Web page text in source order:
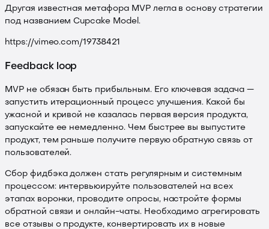
Другая известная метафора MVP легла в основу стратегии
под названием Cupcake Model.
https://vimeo.com/19738421
Feedback loop
MVP не обязан быть прибыльным. Его ключевая задача —
запустить итерационный процесс улучшения. Какой бы
ужасной и кривой не казалась первая версия продукта,
запускайте ее немедленно. Чем быстрее вы выпустите
продукт, тем раньше получите первую обратную связь от
пользователей.
Сбор фидбэка должен стать регулярным и системным
процессом: интервьюируйте пользователей на всех
этапах воронки, проводите опросы, настройте формы
обратной связи и онлайн-чаты. Необходимо агрегировать
все отзывы о продукте, конвертировать их в новые